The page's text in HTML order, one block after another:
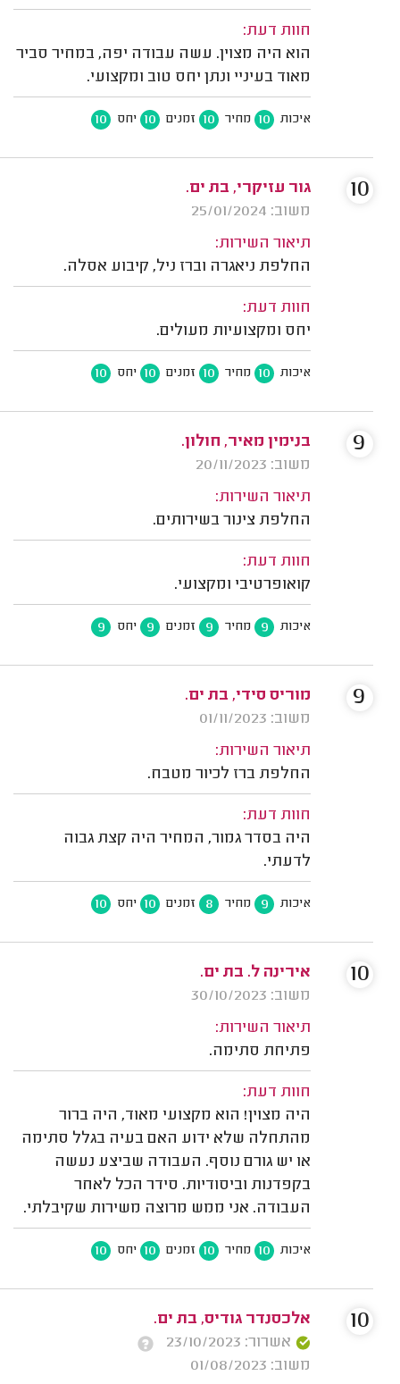
חוות דעת:
הוא היה מצוין. עשה עבודה יפה, במחיר סביר
מאוד בעיניי ונתן יחס טוב ומקצועי.
איכות 10 מחיר 10 זמנים 10 יחס 10
גור עזיקרי, בת ים.
משוב: 25/01/2024
תיאור השירות:
החלפת ניאגרה וברז ניל, קיבוע אסלה.
חוות דעת:
יחס ומקצועיות מעולים.
איכות 10 מחיר 10 זמנים 10 יחס 10
10
בנימין מאיר, חולון.
משוב: 20/11/2023
תיאור השירות:
החלפת צינור בשירותים.
חוות דעת:
קואופרטיבי ומקצועי.
איכות 9 מחיר 9 זמנים 9 יחס 9
9
מוריס סידי, בת ים.
משוב: 01/11/2023
תיאור השירות:
החלפת ברז לכיור מטבח.
חוות דעת:
היה בסדר גמור, המחיר היה קצת גבוה
לדעתי.
איכות 9 מחיר 8 זמנים 10 יחס 10
9
אירינה ל. בת ים.
משוב: 30/10/2023
תיאור השירות:
פתיחת סתימה.
חוות דעת:
היה מצוין! הוא מקצועי מאוד, היה ברור
מהתחלה שלא ידוע האם בעיה בגלל סתימה
או יש גורם נוסף. העבודה שביצע נעשה
בקפדנות וביסודיות. סידר הכל לאחר
העבודה. אני ממש מרוצה משירות שקיבלתי.
איכות 10 מחיר 10 זמנים 10 יחס 10
10
אלכסנדר גודיס, בת ים.
אשרור: 23/10/2023
משוב: 01/08/2023
10